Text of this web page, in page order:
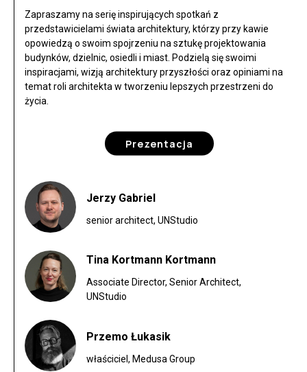
Zapraszamy na serię inspirujących spotkań z
przedstawicielami świata architektury, którzy przy kawie
opowiedzą o swoim spojrzeniu na sztukę projektowania
budynków, dzielnic, osiedli i miast. Podzielą się swoimi
inspiracjami, wizją architektury przyszłości oraz opiniami na
temat roli architekta w tworzeniu lepszych przestrzeni do
życia.
Prezentacja
Jerzy Gabriel
senior architect, UNStudio
Tina Kortmann Kortmann
Associate Director, Senior Architect,
UNStudio
Przemo Łukasik
właściciel, Medusa Group